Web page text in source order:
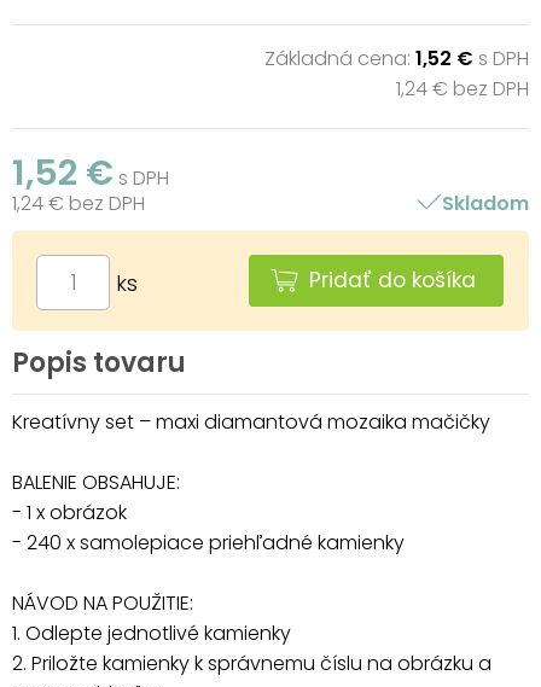
Základná cena: 1,52 € s DPH
1,24 € bez DPH
1,52 € s DPH
1,24 € bez DPH
Skladom
ks Pridať do košíka
Popis tovaru
Kreatívny set – maxi diamantová mozaika mačičky
BALENIE OBSAHUJE:
- 1 x obrázok
- 240 x samolepiace priehľadné kamienky
NÁVOD NA POUŽITIE:
1. Odlepte jednotlivé kamienky
2. Priložte kamienky k správnemu číslu na obrázku a